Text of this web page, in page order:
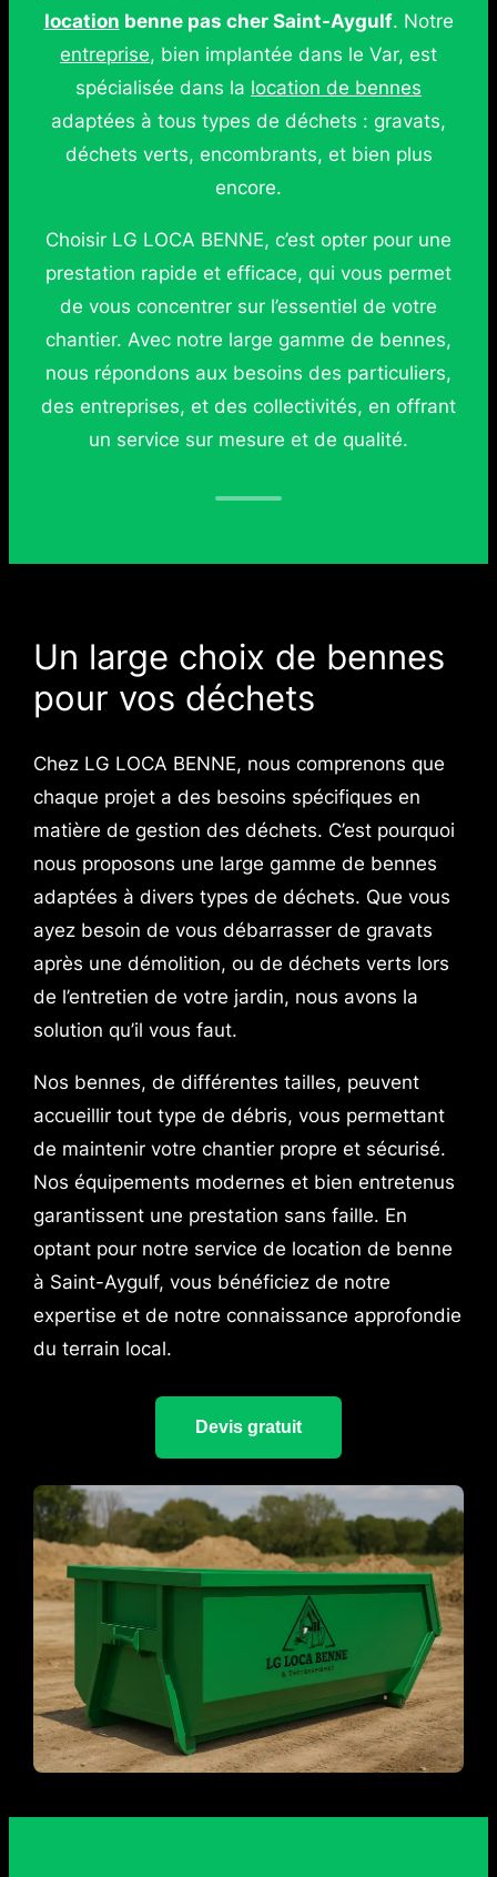
location benne pas cher Saint-Aygulf. Notre
entreprise, bien implantée dans le Var, est
spécialisée dans la location de bennes
adaptées à tous types de déchets : gravats,
déchets verts, encombrants, et bien plus
encore.
Choisir LG LOCA BENNE, c’est opter pour une
prestation rapide et efficace, qui vous permet
de vous concentrer sur l’essentiel de votre
chantier. Avec notre large gamme de bennes,
nous répondons aux besoins des particuliers,
des entreprises, et des collectivités, en offrant
un service sur mesure et de qualité.
Un large choix de bennes
pour vos déchets
Chez LG LOCA BENNE, nous comprenons que
chaque projet a des besoins spécifiques en
matière de gestion des déchets. C’est pourquoi
nous proposons une large gamme de bennes
adaptées à divers types de déchets. Que vous
ayez besoin de vous débarrasser de gravats
après une démolition, ou de déchets verts lors
de l’entretien de votre jardin, nous avons la
solution qu’il vous faut.
Nos bennes, de différentes tailles, peuvent
accueillir tout type de débris, vous permettant
de maintenir votre chantier propre et sécurisé.
Nos équipements modernes et bien entretenus
garantissent une prestation sans faille. En
optant pour notre service de location de benne
à Saint-Aygulf, vous bénéficiez de notre
expertise et de notre connaissance approfondie
du terrain local.
Devis gratuit